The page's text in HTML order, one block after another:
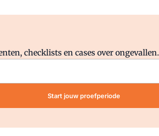
checklists en cases over ongevallen.
Start jouw proefperiode